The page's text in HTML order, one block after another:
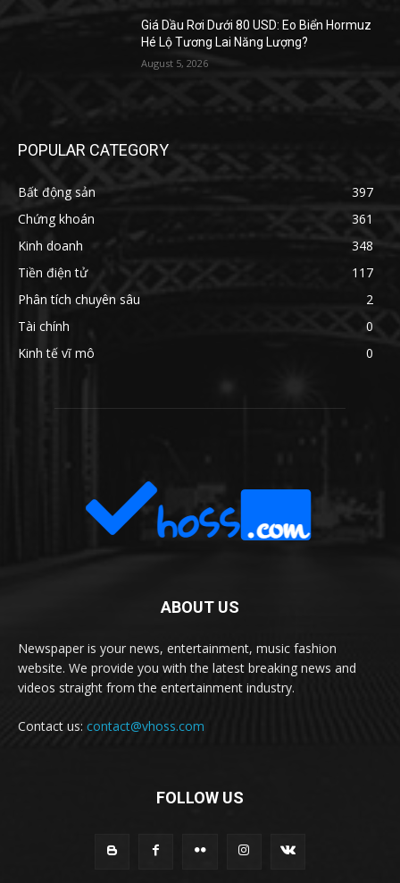
Giá Dầu Rơi Dưới 80 USD: Eo Biển Hormuz
Hé Lộ Tương Lai Năng Lượng?
August 5, 2026
POPULAR CATEGORY
Bất động sản
397
Chứng khoán
361
Kinh doanh
348
Tiền điện tử
117
Phân tích chuyên sâu
2
Tài chính
0
Kinh tế vĩ mô
0
ABOUT US
Newspaper is your news, entertainment, music fashion
website. We provide you with the latest breaking news and
videos straight from the entertainment industry.
Contact us: contact@vhoss.com
FOLLOW US